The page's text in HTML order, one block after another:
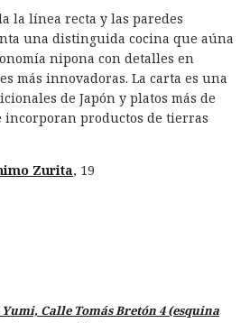
la línea recta y las paredes
una distinguida cocina que aúna
nipona con detalles en
más innovadoras. La carta es una
de Japón y platos más de
incorporan productos de tierras
Zurita, 19